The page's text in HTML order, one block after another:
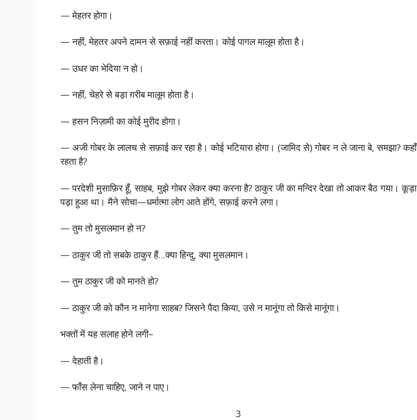
— मेहतर होगा।
— नहीं, मेहतर अपने दामन से सफ़ाई नहीं करता। कोई पागल मालूम होता है।
— उधर का भेदिया न हो।
— नहीं, चेहरे से बड़ा ग़रीब मालूम होता है।
— हसन निज़ामी का कोई मुरीद होगा।
— अजी गोबर के लालच से सफ़ाई कर रहा है। कोई भटियारा होगा। (जामिद से) गोबर न ले जाना बे, समझा? कहाँ
रहता है?
— परदेशी मुसाफ़िर हूँ, साहब, मुझे गोबर लेकर क्या करना है? ठाकुर जी का मन्दिर देखा तो आकर बैठ गया। कूड़ा
पड़ा हुआ था। मैने सोचा—धर्मात्मा लोग आते होंगे, सफ़ाई करने लगा।
— तुम तो मुसलमान हो न?
— ठाकुर जी तो सबके ठाकुर हैं…क्या हिन्दु, क्या मुसलमान।
— तुम ठाकुर जी को मानते हो?
— ठाकुर जी को कौन न मानेगा साहब? जिसने पैदा किया, उसे न मानूंगा तो किसे मानूंगा।
भक्तों में यह सलाह होने लगी–
— देहाती है।
— फाँस लेना चाहिए, जाने न पाए।
3